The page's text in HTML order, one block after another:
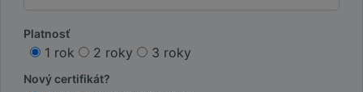
Platnosť
1 rok 2 roky 3 roky
Nový certifikát?